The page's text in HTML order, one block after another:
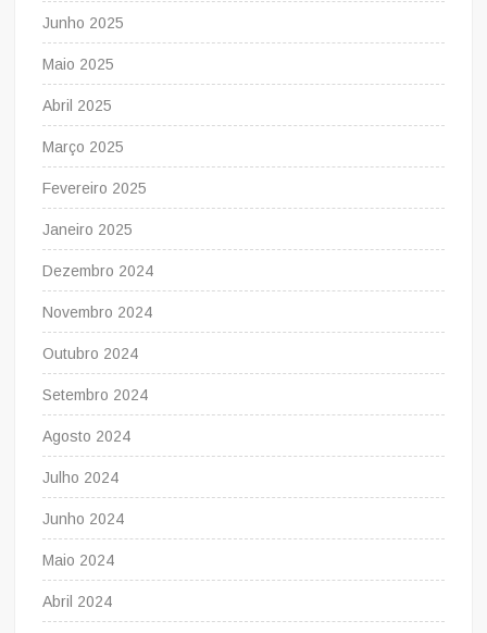
Junho 2025
Maio 2025
Abril 2025
Março 2025
Fevereiro 2025
Janeiro 2025
Dezembro 2024
Novembro 2024
Outubro 2024
Setembro 2024
Agosto 2024
Julho 2024
Junho 2024
Maio 2024
Abril 2024